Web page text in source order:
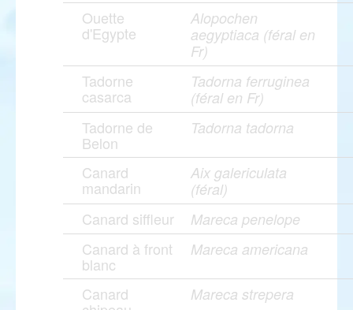
Ouette
d'Egypte
Alopochen
aegyptiaca (féral en
Fr)
Tadorne
casarca
Tadorna ferruginea
(féral en Fr)
Tadorne de
Belon
Tadorna tadorna
Canard
mandarin
Aix galericulata
(féral)
Canard siffleur Mareca penelope
Canard à front
blanc
Mareca americana
Canard Mareca strepera